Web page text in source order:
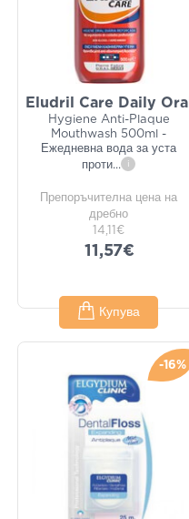
Eludril Care Daily Oral
Hygiene Anti-Plaque
Mouthwash 500ml -
Ежедневна вода за уста
проти... i
Препоръчителна цена на
дребно
14,11€
11,57€
Купува
-16%